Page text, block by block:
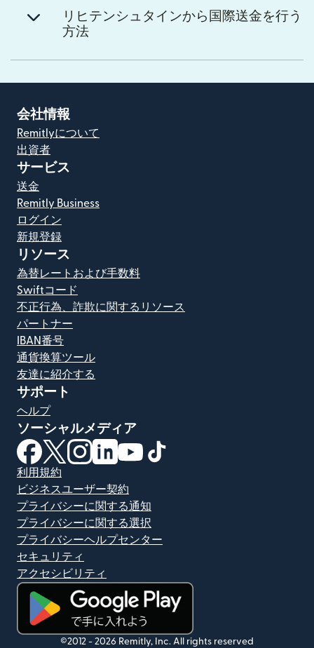
リヒテンシュタインから国際送金を行う
方法
会社情報
Remitlyについて
出資者
サービス
送金
Remitly Business
ログイン
新規登録
リソース
為替レートおよび手数料
Swiftコード
不正行為、詐欺に関するリソース
パートナー
IBAN番号
通貨換算ツール
友達に紹介する
サポート
ヘルプ
ソーシャルメディア
（別ウィンドウで開きます）
（別ウィンドウで開きます）
（別ウィンドウで開きます）
（別ウィンドウで開きます）
（別ウィンドウで開きます）
利用規約
ビジネスユーザー契約
プライバシーに関する通知
プライバシーに関する選択
プライバシーヘルプセンター
セキュリティ
アクセシビリティ
（別ウィンドウで開きます）
©2012 - 2026 Remitly, Inc. All rights reserved